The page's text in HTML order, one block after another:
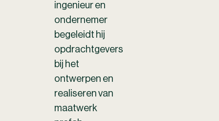
ingenieur en
ondernemer
begeleidt hij
opdrachtgevers
bij het
ontwerpen en
realiseren van
maatwerk